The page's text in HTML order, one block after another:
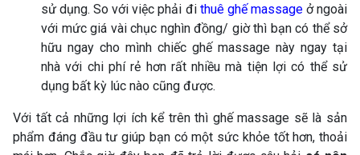
sử dụng. So với việc phải đi thuê ghế massageở ngoài
với mức giá vài chục nghìn đồng/ giờ thì bạn có thể sở
hữu ngay cho mình chiếc ghế massage này ngay tại
nhà với chi phí rẻ hơn rất nhiều mà tiện lợi có thể sử
dụng bất kỳ lúc nào cũng được.
Với tất cả những lợi ích kể trên thì ghế massage sẽ là sản
phẩm đáng đầu tư giúp bạn có một sức khỏe tốt hơn, thoải